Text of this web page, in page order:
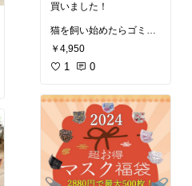
買いました！
猫を飼い始めたらゴミ箱
をおもちゃにしてしまう
ので、蓋付きの倒れない
ゴミ箱を探してました！
￥4,950
1 0